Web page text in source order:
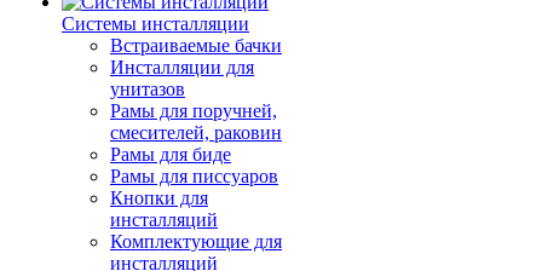
Системы инсталляции
Встраиваемые бачки
Инсталляции для
унитазов
Рамы для поручней,
смесителей, раковин
Рамы для биде
Рамы для писсуаров
Кнопки для
инсталляций
Комплектующие для
инсталляций